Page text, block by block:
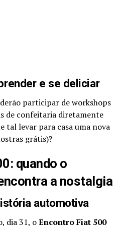
e se deliciar
participar de workshops
de confeitaria diretamente
tal levar para casa uma nova
grátis)?
quando o
a nostalgia
automotiva
dia 31, oEncontro Fiat 500